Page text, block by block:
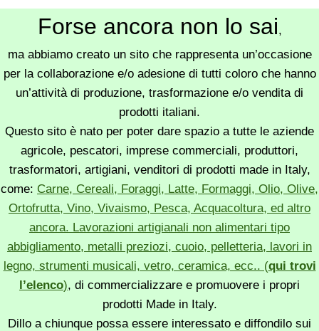
Forse ancora non lo sai,
ma abbiamo creato un sito che rappresenta un’occasione
per la collaborazione e/o adesione di tutti coloro che hanno
un’attività di produzione, trasformazione e/o vendita di
prodotti italiani.
Questo sito è nato per poter dare spazio a tutte le aziende
agricole, pescatori, imprese commerciali, produttori,
trasformatori, artigiani, venditori di prodotti made in Italy,
come: Carne, Cereali, Foraggi, Latte, Formaggi, Olio, Olive,
Ortofrutta, Vino, Vivaismo, Pesca, Acquacoltura, ed altro
ancora. Lavorazioni artigianali non alimentari tipo
abbigliamento, metalli preziozi, cuoio, pelletteria, lavori in
legno, strumenti musicali, vetro, ceramica, ecc.. (qui trovi
l’elenco), di commercializzare e promuovere i propri
prodotti Made in Italy.
Dillo a chiunque possa essere interessato e diffondilo sui